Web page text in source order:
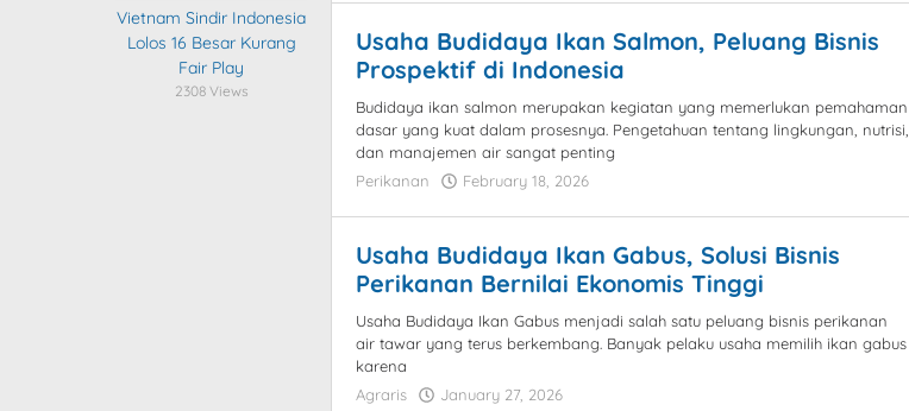
Vietnam Sindir Indonesia
Lolos 16 Besar Kurang
Fair Play
2308 Views
Usaha Budidaya Ikan Salmon, Peluang Bisnis
Prospektif di Indonesia
Budidaya ikan salmon merupakan kegiatan yang memerlukan pemahaman
dasar yang kuat dalam prosesnya. Pengetahuan tentang lingkungan, nutrisi,
dan manajemen air sangat penting
Perikanan
February 18, 2026
Usaha Budidaya Ikan Gabus, Solusi Bisnis
Perikanan Bernilai Ekonomis Tinggi
Usaha Budidaya Ikan Gabus menjadi salah satu peluang bisnis perikanan
air tawar yang terus berkembang. Banyak pelaku usaha memilih ikan gabus
karena
Agraris
January 27, 2026